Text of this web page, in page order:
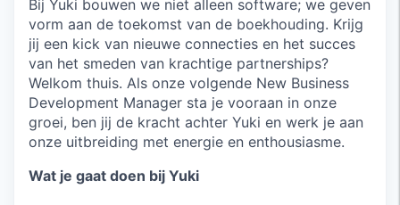
Bij Yuki bouwen we niet alleen software; we geven
vorm aan de toekomst van de boekhouding. Krijg
jij een kick van nieuwe connecties en het succes
van het smeden van krachtige partnerships?
Welkom thuis. Als onze volgende New Business
Development Manager sta je vooraan in onze
groei, ben jij de kracht achter Yuki en werk je aan
onze uitbreiding met energie en enthousiasme.
Wat je gaat doen bij Yuki